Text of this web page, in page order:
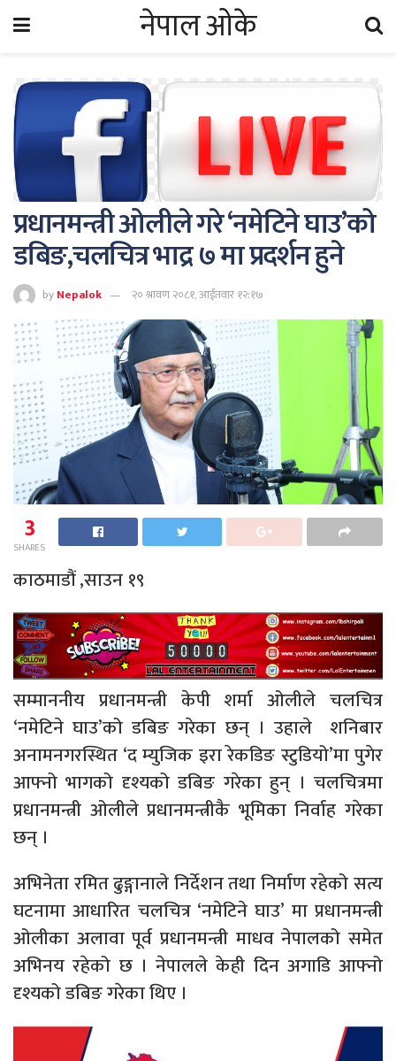
नेपाल ओके
प्रधानमन्त्री ओलीले गरे ‘नमेटिने घाउ’को
डबिङ,चलचित्र भाद्र ७ मा प्रदर्शन हुने
byNepalok २० श्रावण २०८१, आईतवार १२:१७
3
SHARES
काठमाडौं ,साउन १९
सम्माननीय प्रधानमन्त्री केपी शर्मा ओलीले चलचित्र
‘नमेटिने घाउ’को डबिङ गरेका छन् । उहाले शनिबार
अनामनगरस्थित ‘द म्युजिक इरा रेकडिङ स्टुडियो’मा पुगेर
आफ्नो भागको दृश्यको डबिङ गरेका हुन् । चलचित्रमा
प्रधानमन्त्री ओलीले प्रधानमन्त्रीकै भूमिका निर्वाह गरेका
छन् ।
अभिनेता रमित ढुङ्गानाले निर्देशन तथा निर्माण रहेको सत्य
घटनामा आधारित चलचित्र ‘नमेटिने घाउ’ मा प्रधानमन्त्री
ओलीका अलावा पूर्व प्रधानमन्त्री माधव नेपालको समेत
अभिनय रहेको छ । नेपालले केही दिन अगाडि आफ्नो
दृश्यको डबिङ गरेका थिए ।